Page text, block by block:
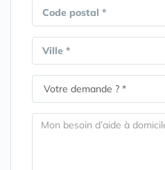
Code postal *
Ville *